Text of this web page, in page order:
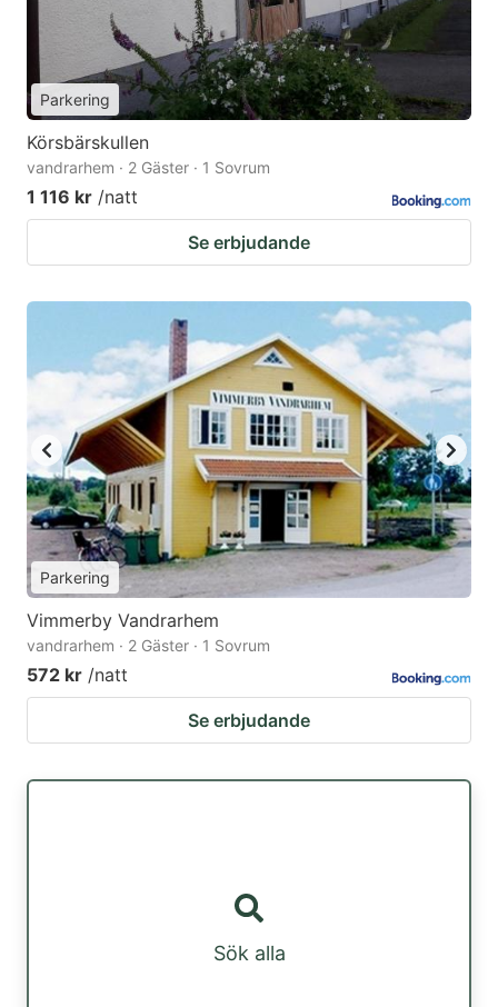
Parkering
Körsbärskullen
vandrarhem · 2 Gäster · 1 Sovrum
1 116 kr /natt
Se erbjudande
Parkering
Vimmerby Vandrarhem
vandrarhem · 2 Gäster · 1 Sovrum
572 kr /natt
Se erbjudande
Sök alla